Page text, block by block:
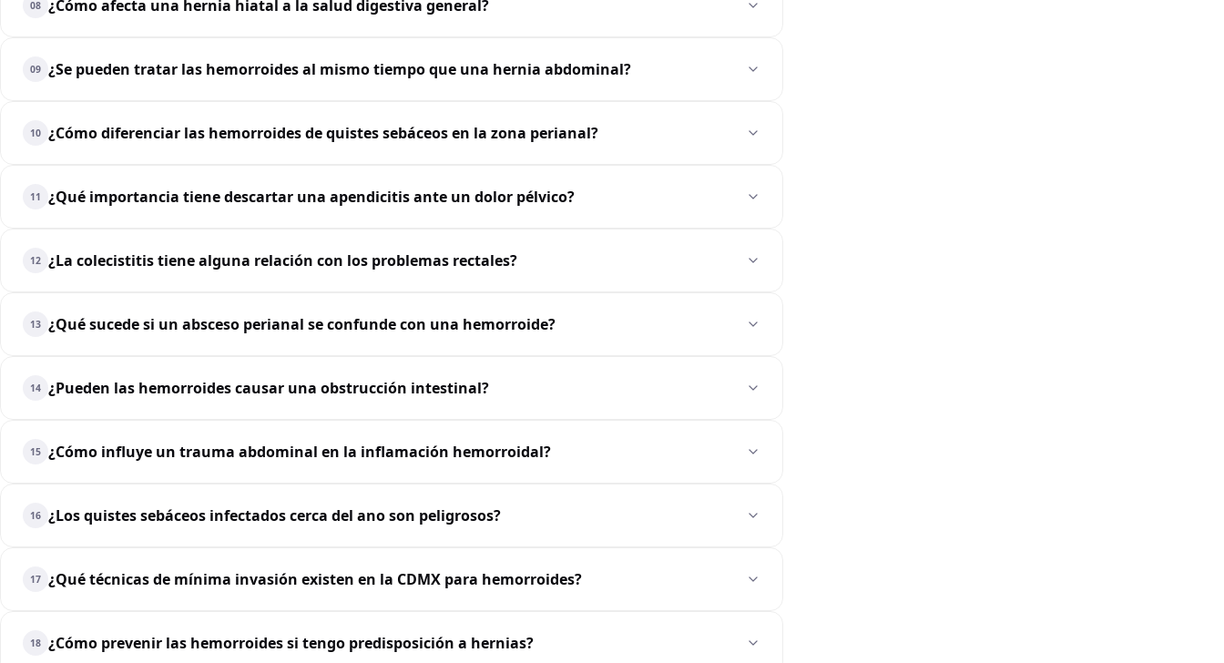
08 ¿Cómo afecta una hernia hiatal a la salud digestiva general?
09 ¿Se pueden tratar las hemorroides al mismo tiempo que una hernia abdominal?
10 ¿Cómo diferenciar las hemorroides de quistes sebáceos en la zona perianal?
11 ¿Qué importancia tiene descartar una apendicitis ante un dolor pélvico?
12 ¿La colecistitis tiene alguna relación con los problemas rectales?
13 ¿Qué sucede si un absceso perianal se confunde con una hemorroide?
14 ¿Pueden las hemorroides causar una obstrucción intestinal?
15 ¿Cómo influye un trauma abdominal en la inflamación hemorroidal?
16 ¿Los quistes sebáceos infectados cerca del ano son peligrosos?
17 ¿Qué técnicas de mínima invasión existen en la CDMX para hemorroides?
18 ¿Cómo prevenir las hemorroides si tengo predisposición a hernias?